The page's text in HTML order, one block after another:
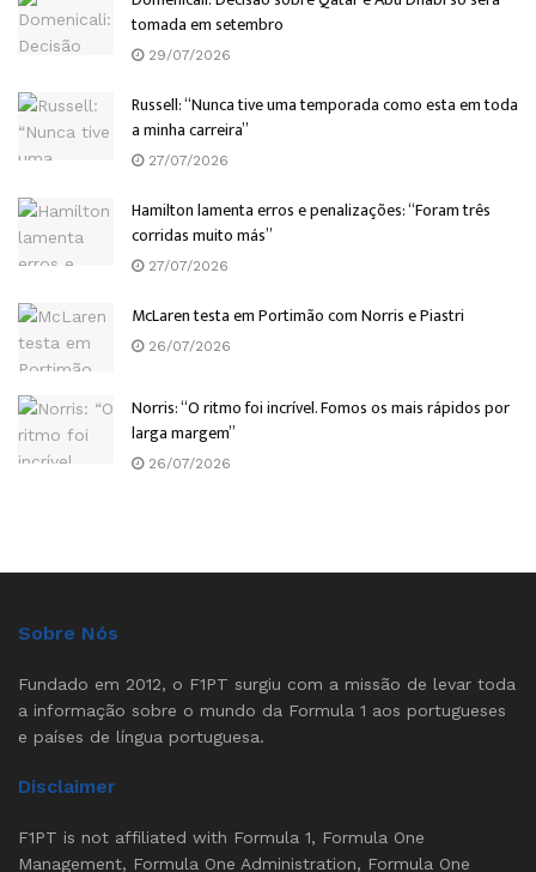
tomada em setembro
29/07/2026
Russell: “Nunca tive uma temporada como esta em toda
a minha carreira”
27/07/2026
Hamilton lamenta erros e penalizações: “Foram três
corridas muito más”
27/07/2026
McLaren testa em Portimão com Norris e Piastri
26/07/2026
Norris: “O ritmo foi incrível. Fomos os mais rápidos por
larga margem”
26/07/2026
Sobre Nós
Fundado em 2012, o F1PT surgiu com a missão de levar toda
a informação sobre o mundo da Formula 1 aos portugueses
e países de língua portuguesa.
Disclaimer
F1PT is not affiliated with Formula 1, Formula One
Management, Formula One Administration, Formula One